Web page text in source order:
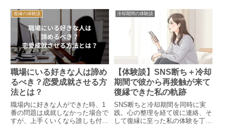
た過程や、占い師からのアドバイ
スの効果も詳しく描きます。
とつながった体験談をご紹介しま
す。
復縁の体験談
職場にいる好きな人は諦め
るべき？恋愛成就させる方
法とは？
職場内に好きな人ができた時、1
番の問題は成就しなかった場合で
すが、上手くいくなら誰しも付き
冷却期間の体験談
【体験談】SNS断ち＋冷却
期間で彼から再接触が来て
復縁できた私の軌跡
SNS断ちと冷却期間を同時に実
践。心の整理を経て彼に連絡、そ
して復縁に至った私の体験を丁寧